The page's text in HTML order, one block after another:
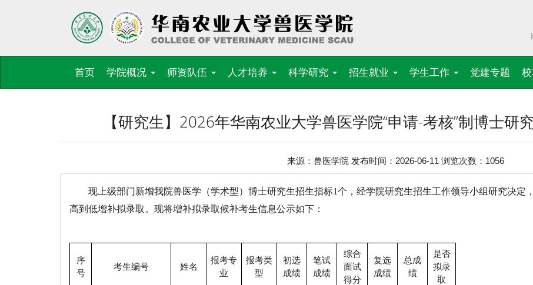
首页 学院概况 师资队伍 人才培养 科学研究 招生就业 学生工作 党建专题
【研究生】2026年华南农业大学兽医学院“申请-考核”制博士研
来源：兽医学院 发布时间：2026-06-11 浏览次数： 1056
现上级部门新增我院兽医学（学术型） 博士研究生招生指标1个，经学院研究生招生工作领导小组研究决定
高到低增补拟录取。现将增补拟录取候补考生信息公示如下：
序
号
考生编号 姓名
报考专
业
报考类
型
初选
成绩
笔试
成绩
综合
面试
得分
复选
成绩
总成
绩
是否
拟录
取